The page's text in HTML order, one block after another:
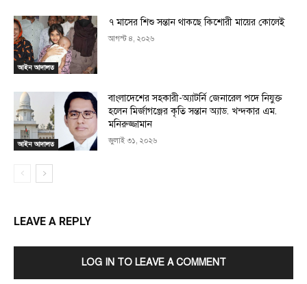
আইন আদালত
৭ মাসের শিশু সন্তান থাকছে কিশোরী মায়ের কোলেই
আগস্ট ৪, ২০২৬
আইন আদালত
বাংলাদেশের সহকারী-অ্যাটর্নি জেনারেল পদে নিযুক্ত
হলেন মির্জাগঞ্জের কৃতি সন্তান অ্যাড. খন্দকার এম.
মনিরুজ্জামান
জুলাই ৩১, ২০২৬
LEAVE A REPLY
LOG IN TO LEAVE A COMMENT